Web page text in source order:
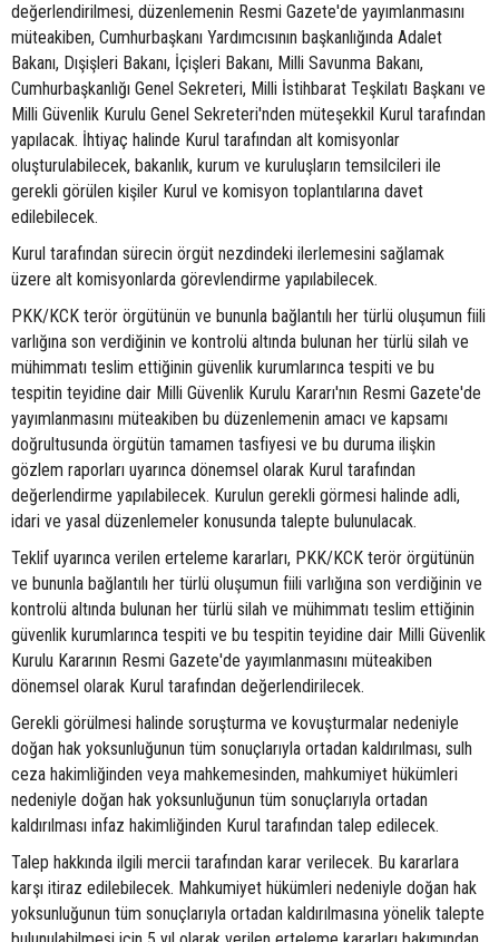
değerlendirilmesi, düzenlemenin Resmi Gazete'de yayımlanmasını
müteakiben, Cumhurbaşkanı Yardımcısının başkanlığında Adalet
Bakanı, Dışişleri Bakanı, İçişleri Bakanı, Milli Savunma Bakanı,
Cumhurbaşkanlığı Genel Sekreteri, Milli İstihbarat Teşkilatı Başkanı ve
Milli Güvenlik Kurulu Genel Sekreteri'nden müteşekkil Kurul tarafından
yapılacak. İhtiyaç halinde Kurul tarafından alt komisyonlar
oluşturulabilecek, bakanlık, kurum ve kuruluşların temsilcileri ile
gerekli görülen kişiler Kurul ve komisyon toplantılarına davet
edilebilecek.
Kurul tarafından sürecin örgüt nezdindeki ilerlemesini sağlamak
üzere alt komisyonlarda görevlendirme yapılabilecek.
PKK/KCK terör örgütünün ve bununla bağlantılı her türlü oluşumun fiili
varlığına son verdiğinin ve kontrolü altında bulunan her türlü silah ve
mühimmatı teslim ettiğinin güvenlik kurumlarınca tespiti ve bu
tespitin teyidine dair Milli Güvenlik Kurulu Kararı'nın Resmi Gazete'de
yayımlanmasını müteakiben bu düzenlemenin amacı ve kapsamı
doğrultusunda örgütün tamamen tasfiyesi ve bu duruma ilişkin
gözlem raporları uyarınca dönemsel olarak Kurul tarafından
değerlendirme yapılabilecek. Kurulun gerekli görmesi halinde adli,
idari ve yasal düzenlemeler konusunda talepte bulunulacak.
Teklif uyarınca verilen erteleme kararları, PKK/KCK terör örgütünün
ve bununla bağlantılı her türlü oluşumun fiili varlığına son verdiğinin ve
kontrolü altında bulunan her türlü silah ve mühimmatı teslim ettiğinin
güvenlik kurumlarınca tespiti ve bu tespitin teyidine dair Milli Güvenlik
Kurulu Kararının Resmi Gazete'de yayımlanmasını müteakiben
dönemsel olarak Kurul tarafından değerlendirilecek.
Gerekli görülmesi halinde soruşturma ve kovuşturmalar nedeniyle
doğan hak yoksunluğunun tüm sonuçlarıyla ortadan kaldırılması, sulh
ceza hakimliğinden veya mahkemesinden, mahkumiyet hükümleri
nedeniyle doğan hak yoksunluğunun tüm sonuçlarıyla ortadan
kaldırılması infaz hakimliğinden Kurul tarafından talep edilecek.
Talep hakkında ilgili mercii tarafından karar verilecek. Bu kararlara
karşı itiraz edilebilecek. Mahkumiyet hükümleri nedeniyle doğan hak
yoksunluğunun tüm sonuçlarıyla ortadan kaldırılmasına yönelik talepte